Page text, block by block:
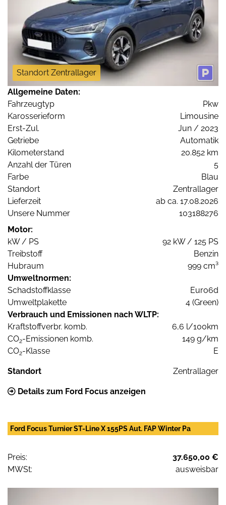
Standort Zentrallager
Allgemeine Daten:
Fahrzeugtyp
Pkw
Karosserieform
Limousine
Erst-Zul.
Jun / 2023
Getriebe
Automatik
Kilometerstand
20.852 km
Anzahl der Türen
5
Farbe
Blau
Standort
Zentrallager
Lieferzeit
ab ca. 17.08.2026
Unsere Nummer
103188276
Motor:
kW / PS
92 kW / 125 PS
Treibstoff
Benzin
Hubraum
999 cm³
Umweltnormen:
Schadstoffklasse
Euro6d
Umweltplakette
4 (Green)
Verbrauch und Emissionen nach WLTP:
Kraftstoffverbr. komb.
6,6 l/100km
CO2-Emissionen komb.
149 g/km
CO2-Klasse E
Standort Zentrallager
Details zum Ford Focus anzeigen
Ford Focus Turnier ST-Line X 155PS Aut. FAP Winter Pa
Preis:
37.650,00 €
MWSt:
ausweisbar